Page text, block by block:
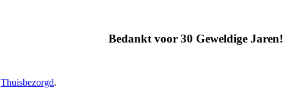
Bedankt voor 30 Geweldige Jaren!
Thuisbezorgd.